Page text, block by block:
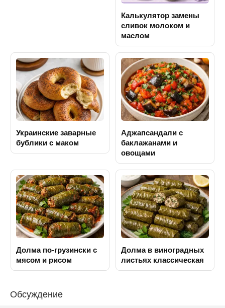
Калькулятор замены
сливок молоком и
маслом
Украинские заварные
бублики с маком
Аджапсандали с
баклажанами и
овощами
Долма по-грузински с
мясом и рисом
Долма в виноградных
листьях классическая
Обсуждение